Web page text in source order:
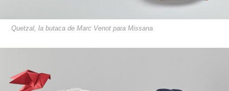
Quetzal, la butaca de Marc Venot para Missana